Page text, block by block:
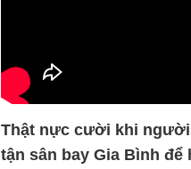
Thật nực cười khi người
tận sân bay Gia Bình